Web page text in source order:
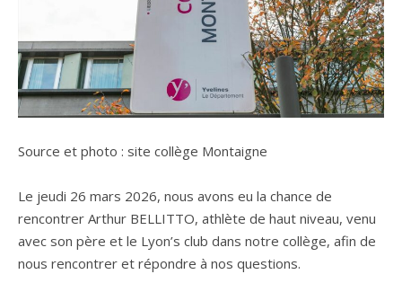
Source et photo : site collège Montaigne
Le jeudi 26 mars 2026, nous avons eu la chance de
rencontrer Arthur BELLITTO, athlète de haut niveau, venu
avec son père et le Lyon’s club dans notre collège, afin de
nous rencontrer et répondre à nos questions.